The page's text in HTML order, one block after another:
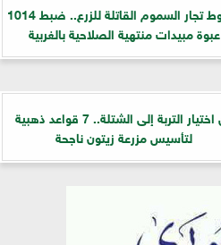
سقوط تجار السموم القاتلة للزرع.. ضبط 1014
عبوة مبيدات منتهية الصلاحية بالغربية
من اختيار التربة إلى الشتلة.. 7 قواعد ذهبية
لتأسيس مزرعة زيتون ناجحة